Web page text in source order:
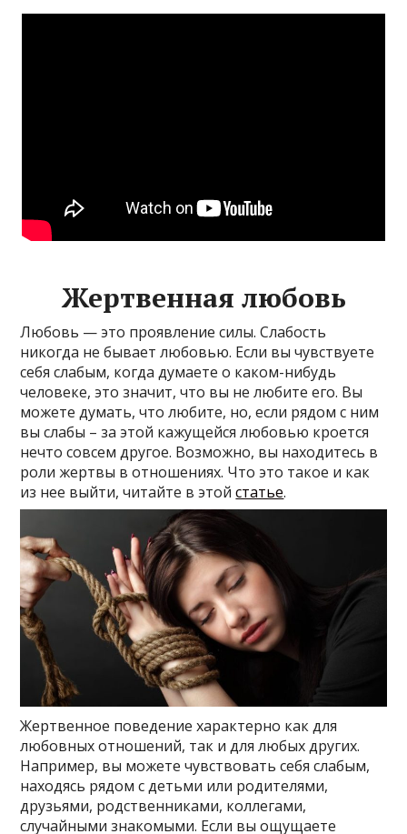
Жертвенная любовь
Любовь — это проявление силы. Слабость
никогда не бывает любовью. Если вы чувствуете
себя слабым, когда думаете о каком-нибудь
человеке, это значит, что вы не любите его. Вы
можете думать, что любите, но, если рядом с ним
вы слабы – за этой кажущейся любовью кроется
нечто совсем другое. Возможно, вы находитесь в
роли жертвы в отношениях. Что это такое и как
из нее выйти, читайте в этойстатье.
Жертвенное поведение характерно как для
любовных отношений, так и для любых других.
Например, вы можете чувствовать себя слабым,
находясь рядом с детьми или родителями,
друзьями, родственниками, коллегами,
случайными знакомыми. Если вы ощущаете